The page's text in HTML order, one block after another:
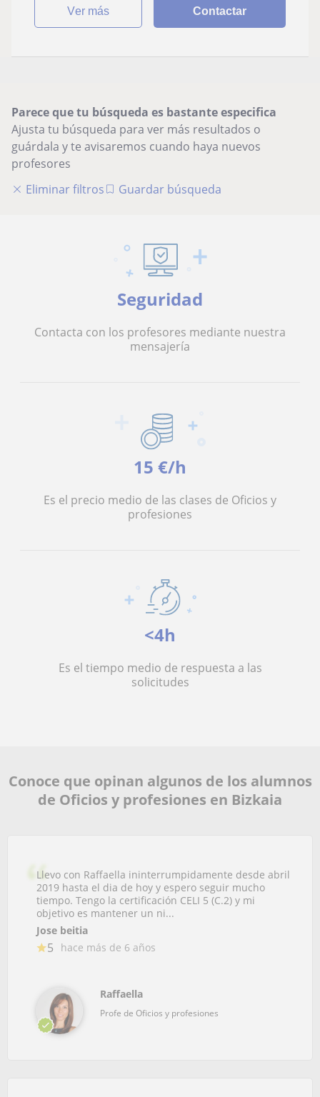
ver más Contactar
Parece que tu búsqueda es bastante especifica
Ajusta tu búsqueda para ver más resultados o
guárdala y te avisaremos cuando haya nuevos
profesores
Eliminar filtros
Guardar búsqueda
Seguridad
Contacta con los profesores mediante nuestra
mensajería
15 €/h
Es el precio medio de las clases de Oficios y
profesiones
<4h
Es el tiempo medio de respuesta a las
solicitudes
Conoce que opinan algunos de los alumnos
de Oficios y profesiones en Bizkaia
Llevo con Raffaella ininterrumpidamente desde abril
2019 hasta el dia de hoy y espero seguir mucho
tiempo. Tengo la certificación CELI 5 (C.2) y mi
objetivo es mantener un ni...
Jose beitia
5 hace más de 6 años
Raffaella
Profe de Oficios y profesiones